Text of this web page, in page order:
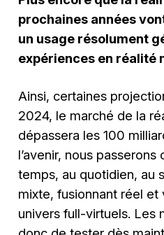
prochaines années
un usage résolument
expériences en réalité
Ainsi, certaines
2024, le marché de la
dépassera les 100
l’avenir, nous
temps, au quotidien, au
mixte, fusionnant réel et
univers full-virtuels. Les